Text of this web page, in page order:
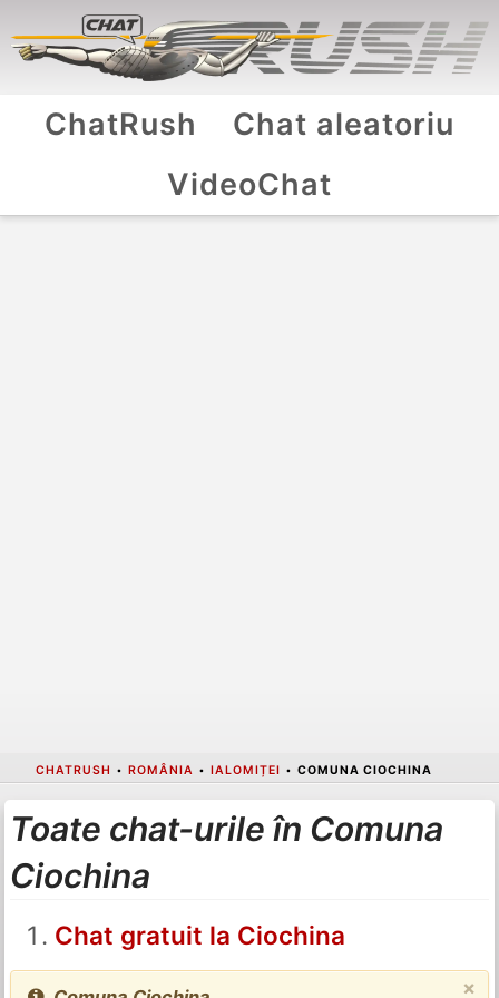
ChatRush
Chat aleatoriu
VideoChat
CHATRUSH • ROMÂNIA • IALOMIȚEI • COMUNA CIOCHINA
Toate chat-urile în Comuna
Ciochina
Chat gratuit la Ciochina
×